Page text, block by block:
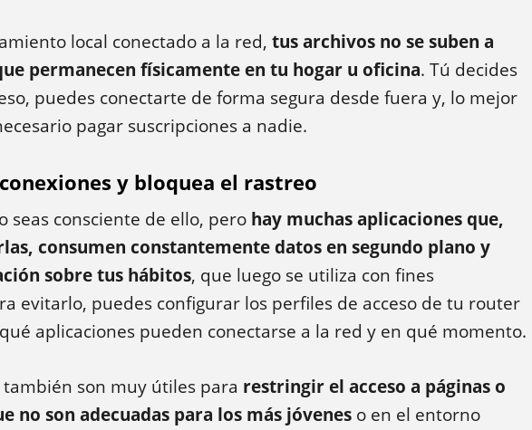
local conectado a la red,tus archivos no se suben a
permanecen físicamente en tu hogar u oficina. Tú decides
puedes conectarte de forma segura desde fuera y, lo mejor
pagar suscripciones a nadie.
y bloquea el rastreo
seas consciente de ello, pero hay muchas aplicaciones que,
consumen constantemente datos en segundo plano y
sobre tus hábitos, que luego se utiliza con fines
evitarlo, puedes configurar los perfiles de acceso de tu router
aplicaciones pueden conectarse a la red y en qué momento.
también son muy útiles para restringir el acceso a páginas o
no son adecuadas para los más jóvenes o en el entorno